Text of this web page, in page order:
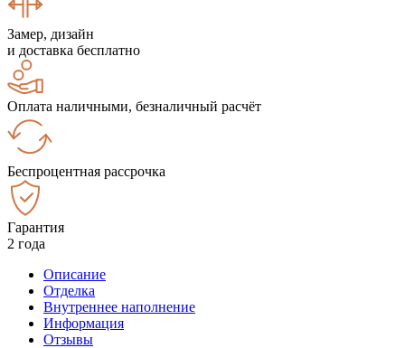
Замер, дизайн
и доставка бесплатно
Оплата наличными, безналичный расчёт
Беспроцентная рассрочка
Гарантия
2 года
Описание
Отделка
Внутреннее наполнение
Информация
Отзывы